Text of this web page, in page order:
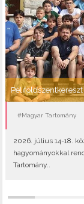
#Magyar Tartomány
2026. július 14-18.
hagyományokkal
Tartomány..